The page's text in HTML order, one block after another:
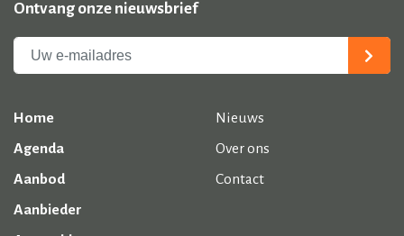
Ontvang onze nieuwsbrief
Home
Agenda
Aanbod
Aanbieder
Nieuws
Over ons
Contact